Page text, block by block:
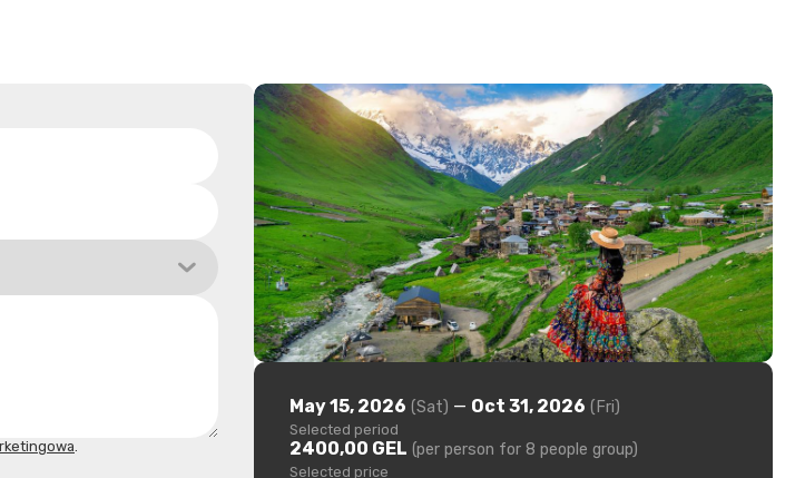
.
May 15, 2026 (Sat) — Oct 31, 2026 (Fri)
Selected period
2400,00 GEL (per person for 8 people group)
Selected price